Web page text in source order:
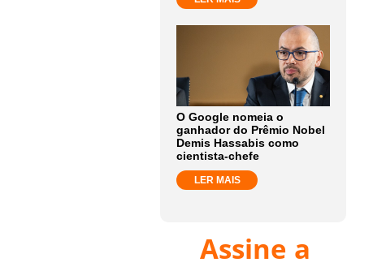
O Google nomeia o
ganhador do Prêmio Nobel
Demis Hassabis como
cientista-chefe
LER MAIS
Assine a